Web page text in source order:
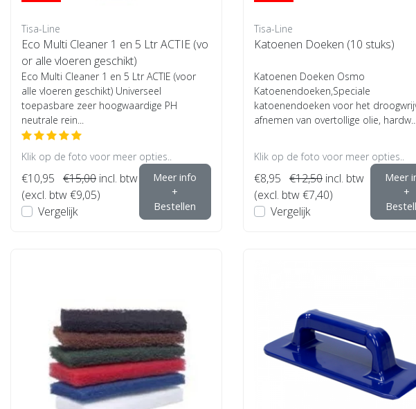
Tisa-Line
Eco Multi Cleaner 1 en 5 Ltr ACTIE (vo
or alle vloeren geschikt)
Eco Multi Cleaner 1 en 5 Ltr ACTIE (voor
alle vloeren geschikt) Universeel
toepasbare zeer hoogwaardige PH
neutrale rein...
Klik op de foto voor meer opties..
€10,95 €15,00 incl. btw
(excl. btw €9,05)
Vergelijk
Meer info
+
Bestellen
Tisa-Line
Katoenen Doeken (10 stuks)
Katoenen Doeken Osmo
Katoenendoeken,Speciale
katoenendoeken voor het
afnemen van overtollige olie,
Klik op de foto voor meer opties..
€8,95 €12,50 incl. btw
(excl. btw €7,40)
Vergelijk
Meer
+